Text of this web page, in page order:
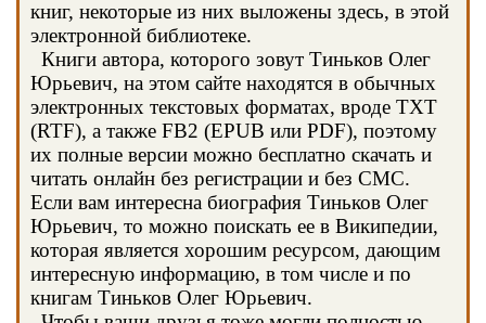
книг, некоторые из них выложены здесь, в этой
электронной библиотеке.
Книги автора, которого зовут Тиньков Олег
Юрьевич, на этом сайте находятся в обычных
электронных текстовых форматах, вроде TXT
(RTF), а также FB2 (EPUB или PDF), поэтому
их полные версии можно бесплатно скачать и
читать онлайн без регистрации и без СМС.
Если вам интересна биография Тиньков Олег
Юрьевич, то можно поискать ее в Википедии,
которая является хорошим ресурсом, дающим
интересную информацию, в том числе и по
книгам Тиньков Олег Юрьевич.